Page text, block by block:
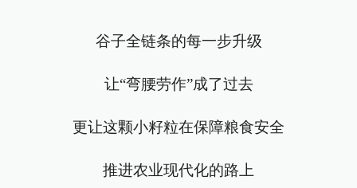
谷子全链条的每一步升级
让“弯腰劳作”成了过去
更让这颗小籽粒在保障粮食安全
推进农业现代化的路上